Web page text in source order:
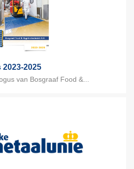
2025
van Bosgraaf Food &...